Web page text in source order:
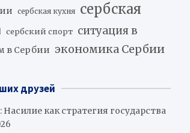
сербская кухня сербская
сербский спорт ситуация в
в Сербии экономика Сербии
друзей
как стратегия государства